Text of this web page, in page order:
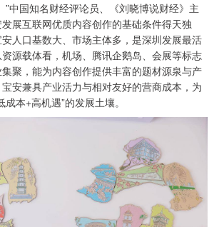
”中国知名财经评论员、《刘晓博说财经》主
展互联网优质内容创作的基础条件得天独
人口基数大、市场主体多，是深圳发展最活
源载体看，机场、腾讯企鹅岛、会展等标志
聚，能为内容创作提供丰富的题材源泉与产
安兼具产业活力与相对友好的营商成本，为
本+高机遇”的发展土壤。